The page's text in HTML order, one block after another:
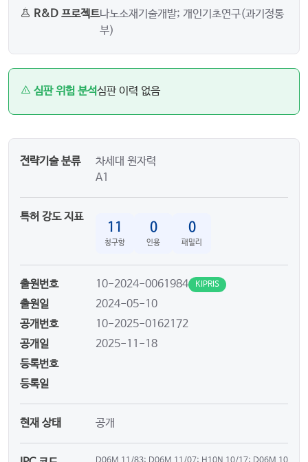
R&D 프로젝트나노소재기술개발; 개인기초연구(과기정통
부)
심판 위험 분석심판 이력 없음
전략기술 분류
차세대 원자력
A1
특허 강도 지표
11
청구항
0
인용
0
패밀리
출원번호 10-2024-0061984 KIPRIS
출원일
2024-05-10
공개번호
10-2025-0162172
공개일
2025-11-18
등록번호
등록일
현재 상태 공개